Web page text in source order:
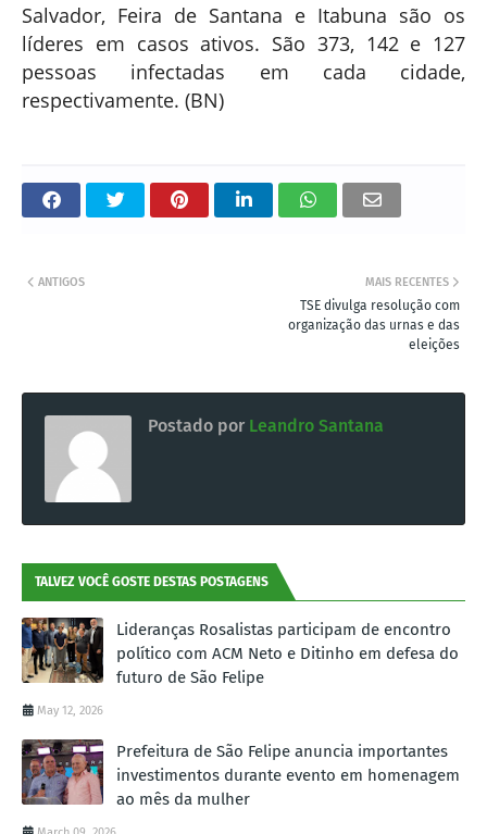
Salvador, Feira de Santana e Itabuna são os
líderes em casos ativos. São 373, 142 e 127
pessoas infectadas em cada cidade,
respectivamente. (BN)
MAIS RECENTES
TSE divulga resolução com
organização das urnas e das
eleições
ANTIGOS
Postado por Leandro Santana
TALVEZ VOCÊ GOSTE DESTAS POSTAGENS
Lideranças Rosalistas participam de encontro
político com ACM Neto e Ditinho em defesa do
futuro de São Felipe
May 12, 2026
Prefeitura de São Felipe anuncia importantes
investimentos durante evento em homenagem
ao mês da mulher